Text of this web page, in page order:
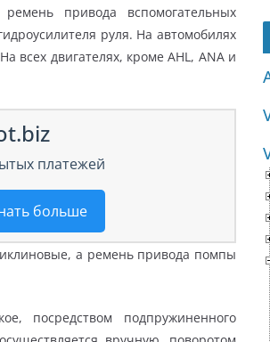
привода вспомогательных
руля. На автомобилях
всех двигателях, кроме AHL, ANA и
платежей
больше
а ремень привода помпы
посредством подпружиненного